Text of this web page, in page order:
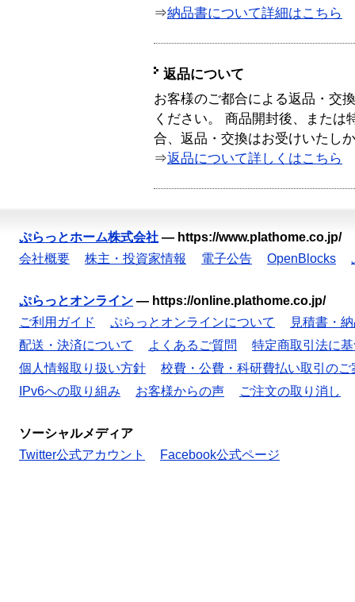
⇒納品書について詳細はこちら
返品について
お客様のご都合による返品・交
ください。 商品開封後、または
合、返品・交換はお受けいたし
⇒返品について詳しくはこちら
ぷらっとホーム株式会社 — https://www.plathome.co.jp/
会社概要
株主・投資家情報 電子公告 OpenBlocks
ぷらっとオンライン — https://online.plathome.co.jp/
ご利用ガイド
ぷらっとオンラインについて
見積書・
配送・決済について
よくあるご質問
特定商取引法に
個人情報取り扱い方針
校費・公費・科研費払い取引のご
IPv6への取り組み
お客様からの声 ご注文の取り消し
ソーシャルメディア
Twitter公式アカウント
Facebook公式ページ